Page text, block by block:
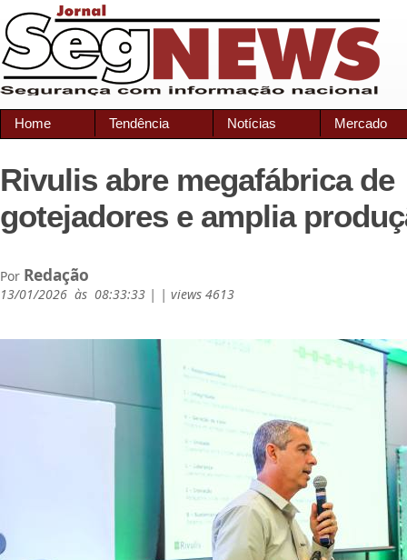
Home Tendência Notícias Mercado
Rivulis abre megafábrica de
gotejadores e amplia
Por Redação
13/01/2026 às 08:33:33 | | views 4613